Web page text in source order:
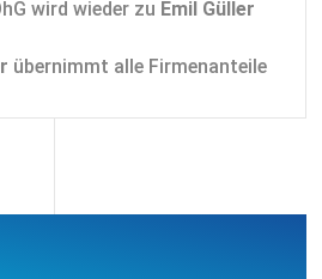
wird wieder zu Emil Güller
übernimmt alle Firmenanteile